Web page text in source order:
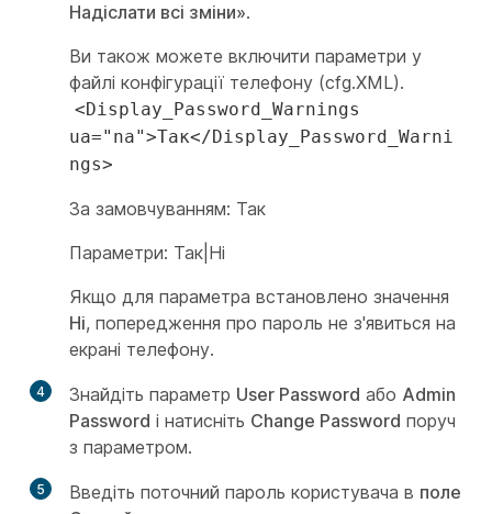
Надіслати всі зміни».
Ви також можете включити параметри у
файлі конфігурації телефону (cfg.XML).
<Display_Password_Warnings
ua="na">Так</Display_Password_Warni
ngs>
За замовчуванням: Так
Параметри: Так|Ні
Якщо для параметра встановлено значення
Ні, попередження про пароль не з'явиться на
екрані телефону.
4 Знайдіть параметр User Password або Admin
Password і натисніть Change Password поруч
з параметром.
5 Введіть поточний пароль користувача в поле